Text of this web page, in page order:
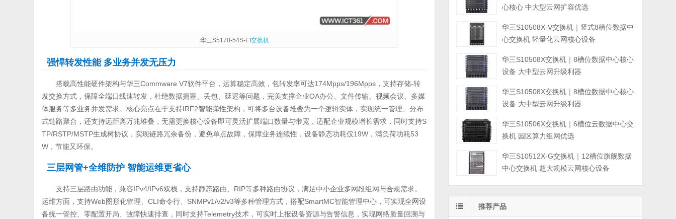
华三S5170-54S-EI 交换机
强悍转发性能 多业务并发无压力
搭载高性能硬件架构与华三Commware V7软件平台，运算稳定高效，包转发率可达174Mpps/196Mpps，支持存储-转
发交换方式，保障全端口线速转发，杜绝数据拥塞、丢包、延迟等问题，完美支撑企业OA办公、文件传输、视频会议、多媒
体服务等多业务并发需求。核心亮点在于支持IRF2智能弹性架构，可将多台设备堆叠为一个逻辑实体，实现统一管理、分布
式链路聚合，还支持远距离万兆堆叠，无需更换核心设备即可灵活扩展端口数量与带宽，适配企业规模增长需求，同时支持S
TP/RSTP/MSTP生成树协议，实现链路冗余备份，避免单点故障，保障业务连续性，设备静态功耗仅19W，满负荷功耗53
W，节能又环保。
三层网管+全维防护 智能运维更省心
支持三层路由功能，兼容IPv4/IPv6双栈，支持静态路由、RIP等多种路由协议，满足中小企业多网段组网与合规需求。
运维方面，支持Web图形化管理、CLI命令行、SNMPv1/v2/v3等多种管理方式，搭配SmartMC智能管理中心，可实现全网设
备统一管控、零配置开局、故障快速排查，同时支持Telemetry技术，可实时上报设备资源与告警信息，实现网络质量回溯与
心核心 中大型云网扩容优选
华三S10508X-V交换机｜竖式8槽位数据中
心交换机 轻量化云网核心设备
华三S10508X交换机｜8槽位数据中心核心
设备 大中型云网升级利器
华三S10508X交换机｜8槽位数据中心核心
设备 大中型云网升级利器
华三S10506X交换机｜6槽位云数据中心交
换机 园区算力组网优选
华三S10512X-G交换机｜12槽位旗舰数据
中心交换机 超大规模云网核心设备
推荐产品